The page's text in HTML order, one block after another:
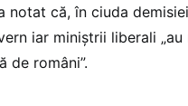
notat că, în ciuda
iar miniștrii liberali
de români”.